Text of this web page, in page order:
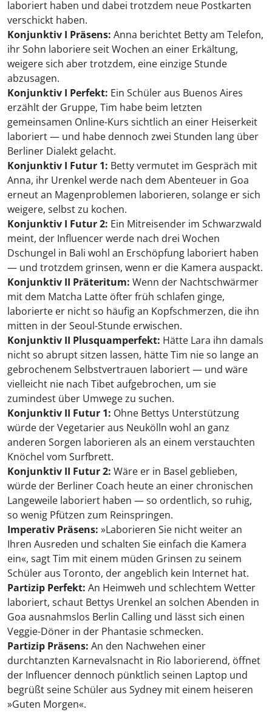
laboriert haben und dabei trotzdem neue Postkarten
verschickt haben.
Konjunktiv I Präsens: Anna berichtet Betty am Telefon,
ihr Sohn laboriere seit Wochen an einer Erkältung,
weigere sich aber trotzdem, eine einzige Stunde
abzusagen.
Konjunktiv I Perfekt: Ein Schüler aus Buenos Aires
erzählt der Gruppe, Tim habe beim letzten
gemeinsamen Online-Kurs sichtlich an einer Heiserkeit
laboriert — und habe dennoch zwei Stunden lang über
Berliner Dialekt gelacht.
Konjunktiv I Futur 1: Betty vermutet im Gespräch mit
Anna, ihr Urenkel werde nach dem Abenteuer in Goa
erneut an Magenprob­lemen laborieren, solange er sich
weigere, selbst zu kochen.
Konjunktiv I Futur 2: Ein Mitreisender im Schwarzwald
meint, der Influencer werde nach drei Wochen
Dschungel in Bali wohl an Erschöpfung laboriert haben
— und trotzdem grinsen, wenn er die Kamera auspackt.
Konjunktiv II Präteritum: Wenn der Nachtschwärmer
mit dem Matcha Latte öfter früh schlafen ginge,
laborierte er nicht so häufig an Kopfschmerzen, die ihn
mitten in der Seoul-Stunde erwischen.
Konjunktiv II Plusquamperfekt: Hätte Lara ihn damals
nicht so abrupt sitzen lassen, hätte Tim nie so lange an
gebrochenem Selbstvertrauen laboriert — und wäre
vielleicht nie nach Tibet aufgebrochen, um sie
zumindest über Umwege zu suchen.
Konjunktiv II Futur 1: Ohne Bettys Unterstützung
würde der Vegetarier aus Neukölln wohl an ganz
anderen Sorgen laborieren als an einem verstauchten
Knöchel vom Surfbrett.
Konjunktiv II Futur 2: Wäre er in Basel geblieben,
würde der Berliner Coach heute an einer chronischen
Langeweile laboriert haben — so ordentlich, so ruhig,
so wenig Pfützen zum Reinspringen.
Imperativ Präsens: »Laborieren Sie nicht weiter an
Ihren Ausreden und schalten Sie einfach die Kamera
ein«, sagt Tim mit einem müden Grinsen zu seinem
Schüler aus Toronto, der angeblich kein Internet hat.
Partizip Perfekt: An Heimweh und schlechtem Wetter
laboriert, schaut Bettys Urenkel an solchen Abenden in
Goa ausnahmslos Berlin Calling und lässt sich einen
Veggie-Döner in der Phantasie schmecken.
Partizip Präsens: An den Nachwehen einer
durchtanzten Karnevalsnacht in Rio laborierend, öffnet
der Influencer dennoch pünktlich seinen Laptop und
begrüßt seine Schüler aus Sydney mit einem heiseren
»Guten Morgen«.